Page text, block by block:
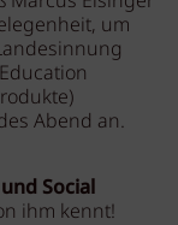
um
Abend an.
Social
ihm kennt!